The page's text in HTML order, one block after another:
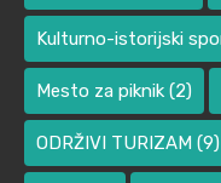
Kulturno-istorijski
Mesto za piknik (2)
ODRŽIVI TURIZAM (9)